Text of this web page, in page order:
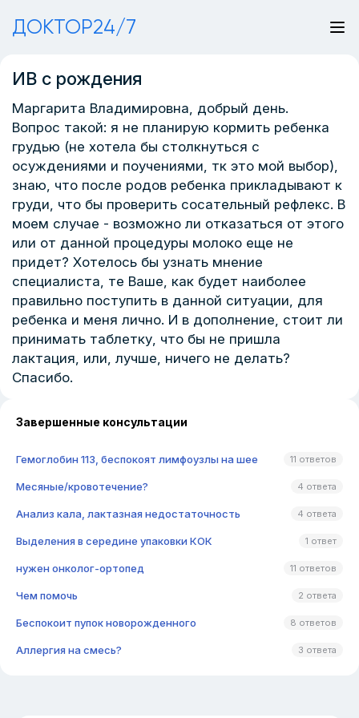
ДОКТОР24/7
ИВ с рождения
Маргарита Владимировна, добрый день.
Вопрос такой: я не планирую кормить ребенка
грудью (не хотела бы столкнуться с
осуждениями и поучениями, тк это мой выбор),
знаю, что после родов ребенка прикладывают к
груди, что бы проверить сосательный рефлекс. В
моем случае - возможно ли отказаться от этого
или от данной процедуры молоко еще не
придет? Хотелось бы узнать мнение
специалиста, те Ваше, как будет наиболее
правильно поступить в данной ситуации, для
ребенка и меня лично. И в дополнение, стоит ли
принимать таблетку, что бы не пришла
лактация, или, лучше, ничего не делать?
Спасибо.
Завершенные консультации
Гемоглобин 113, беспокоят лимфоузлы на шее 11 ответов
Месяные/кровотечение? 4 ответа
Анализ кала, лактазная недостаточность 4 ответа
Выделения в середине упаковки КОК 1 ответ
нужен онколог-ортопед 11 ответов
Чем помочь 2 ответа
Беспокоит пупок новорожденного 8 ответов
Аллергия на смесь? 3 ответа